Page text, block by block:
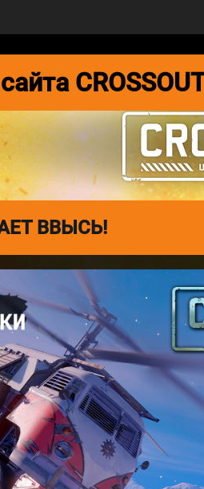
ВВЫСЬ!